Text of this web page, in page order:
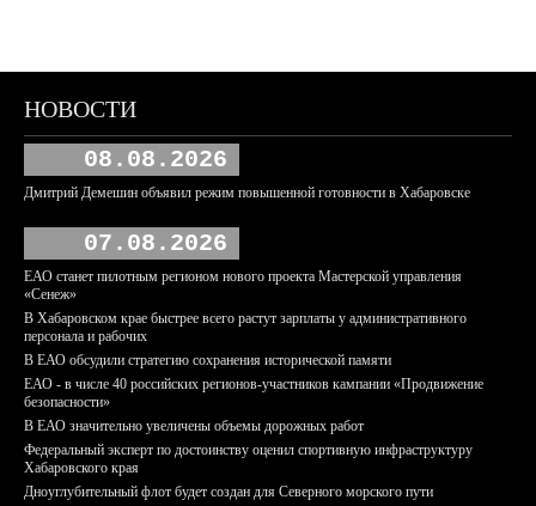
НОВОСТИ
08.08.2026
Дмитрий Демешин объявил режим повышенной готовности в Хабаровске
07.08.2026
ЕАО станет пилотным регионом нового проекта Мастерской управления
«Сенеж»
В Хабаровском крае быстрее всего растут зарплаты у административного
персонала и рабочих
В ЕАО обсудили стратегию сохранения исторической памяти
ЕАО - в числе 40 российских регионов-участников кампании «Продвижение
безопасности»
В ЕАО значительно увеличены объемы дорожных работ
Федеральный эксперт по достоинству оценил спортивную инфраструктуру
Хабаровского края
Дноуглубительный флот будет создан для Северного морского пути